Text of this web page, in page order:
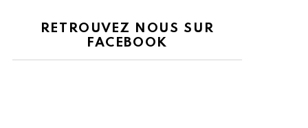
RETROUVEZ NOUS SUR
FACEBOOK